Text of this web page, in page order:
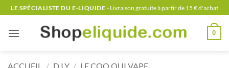
Passer
au
contenu
LE SPÉCIALISTE DU E-LIQUIDE - Livraison gratuite à partir de 15 € d'achat
0
ACCUEIL / D.I.Y / LE COQ QUI VAPE